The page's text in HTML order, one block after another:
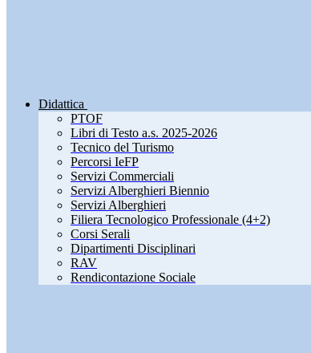
Didattica
PTOF
Libri di Testo a.s. 2025-2026
Tecnico del Turismo
Percorsi IeFP
Servizi Commerciali
Servizi Alberghieri Biennio
Servizi Alberghieri
Filiera Tecnologico Professionale (4+2)
Corsi Serali
Dipartimenti Disciplinari
RAV
Rendicontazione Sociale